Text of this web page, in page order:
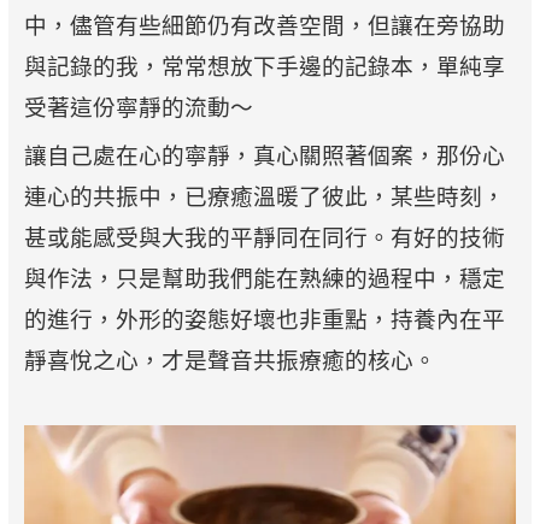
中，儘管有些細節仍有改善空間，但讓在旁協助
與記錄的我，常常想放下手邊的記錄本，單純享
受著這份寧靜的流動〜
讓自己處在心的寧靜，真心關照著個案，那份心
連心的共振中，已療癒溫暖了彼此，某些時刻，
甚或能感受與大我的平靜同在同行。有好的技術
與作法，只是幫助我們能在熟練的過程中，穩定
的進行，外形的姿態好壞也非重點，持養內在平
靜喜悅之心，才是聲音共振療癒的核心。